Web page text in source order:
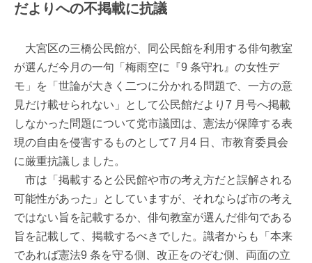
だよりへの不掲載に抗議
大宮区の三橋公民館が、同公民館を利用する俳句教室
が選んだ今月の一句「梅雨空に『9 条守れ』の女性デ
モ」を「世論が大きく二つに分かれる問題で、一方の意
見だけ載せられない」として公民館だより7 月号へ掲載
しなかった問題について党市議団は、憲法が保障する表
現の自由を侵害するものとして7 月4 日、市教育委員会
に厳重抗議しました。
市は「掲載すると公民館や市の考え方だと誤解される
可能性があった」としていますが、それならば市の考え
ではない旨を記載するか、俳句教室が選んだ俳句である
旨を記載して、掲載するべきでした。識者からも「本来
であれば憲法9 条を守る側、改正をのぞむ側、両面の立